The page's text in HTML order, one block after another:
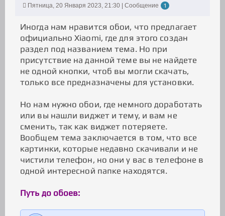
Пятница, 20 Января 2023, 21:30 | Сообщение
1
Иногда нам нравится обои, что предлагает
официально Xiaomi, где для этого создан
раздел под названием тема. Но при
присутствие на данной теме вы не найдете
не одной кнопки, чтоб вы могли скачать,
только все предназначены для установки.
Но нам нужно обои, где немного доработать
или вы нашли виджет и тему, и вам не
сменить, так как виджет потеряете.
Вообщем тема заключается в том, что все
картинки, которые недавно скачивали и не
чистили телефон, но они у вас в телефоне в
одной интересной папке находятся.
Путь до обоев: